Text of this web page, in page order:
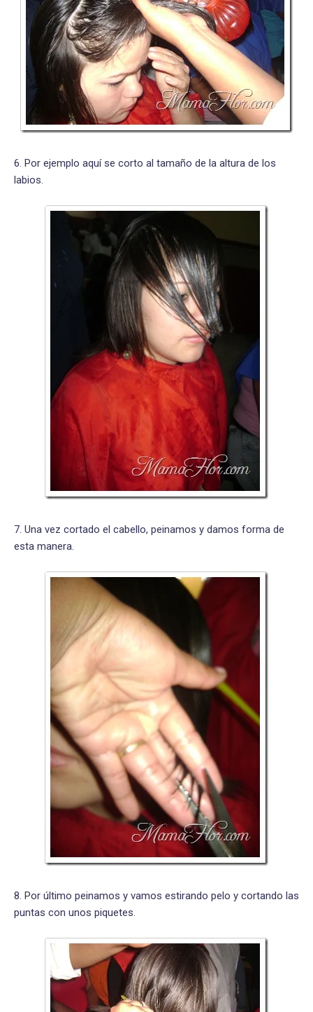
6. Por ejemplo aquí se corto al tamaño de la altura de los
labios.
7. Una vez cortado el cabello, peinamos y damos forma de
esta manera.
8. Por último peinamos y vamos estirando pelo y cortando las
puntas con unos piquetes.